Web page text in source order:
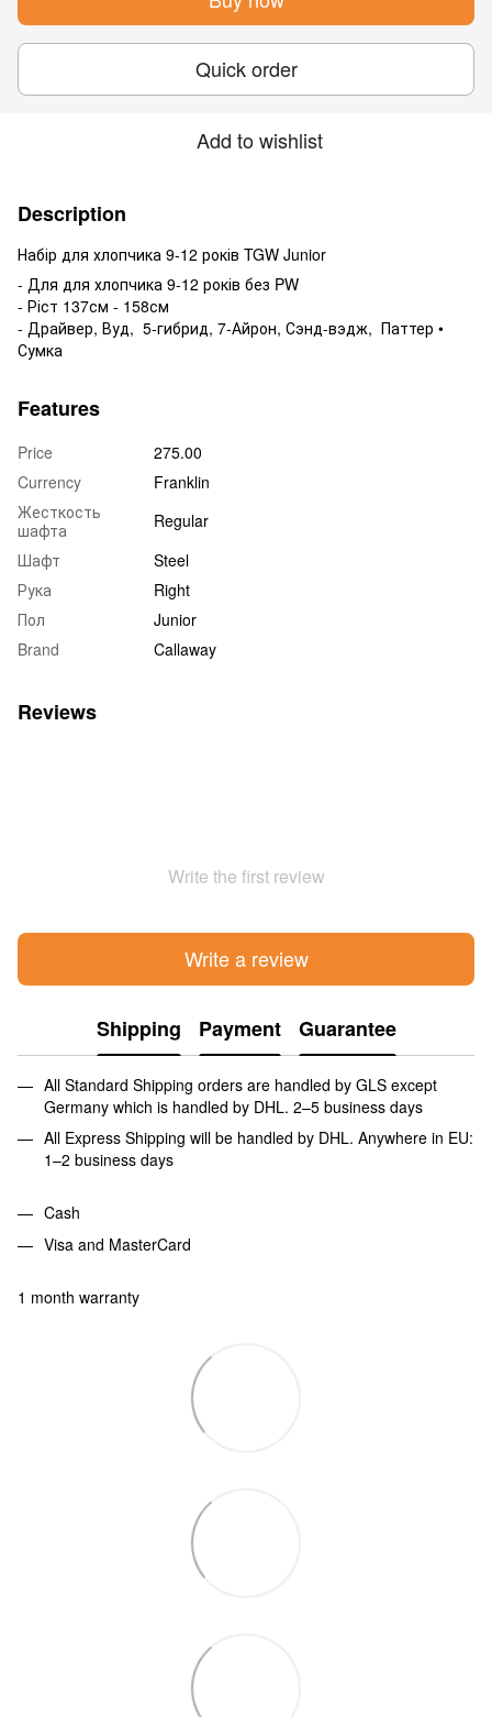
Quick order
Add to wishlist
Description
Набір для хлопчика 9-12 років TGW Junior
- Для для хлопчика 9-12 років без PW
- Ріст 137см - 158см
- Драйвер, Вуд, 5-гибрид, 7-Айрон, Сэнд-вэдж, Паттер •
Сумка
Features
Price
275.00
Currency
Franklin
Жесткость
шафта
Regular
Шафт
Steel
Рука
Right
Пол
Junior
Brand
Callaway
Reviews
Write the first review
Write a review
Shipping Payment Guarantee
All Standard Shipping orders are handled by GLS except
Germany which is handled by DHL. 2–5 business days
All Express Shipping will be handled by DHL. Anywhere in EU:
1–2 business days
Cash
Visa and MasterCard
1 month warranty